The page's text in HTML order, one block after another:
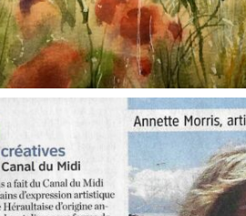
annettemorris.art
Oct 1